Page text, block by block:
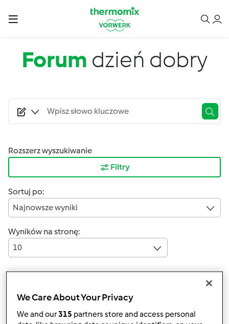
Forum dzień dobry
Rozszerz wyszukiwanie
Filtry
Sortuj po:
Najnowsze wyniki
Wyników na stronę:
10
Szybka odpowiedź
wiesia w
We Care About Your Privacy
We and our315 partners store and access personal